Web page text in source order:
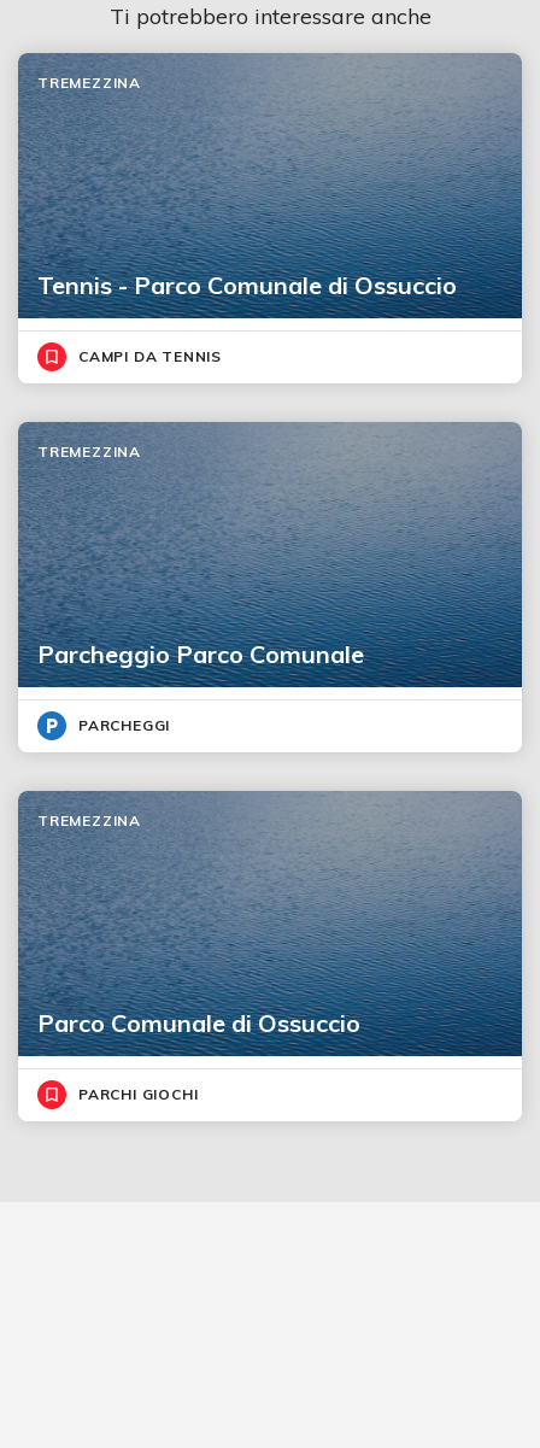
Ti potrebbero interessare anche
Tennis - Parco Comunale di Ossuccio
TREMEZZINA
CAMPI DA TENNIS
Parcheggio Parco Comunale
TREMEZZINA
PARCHEGGI
Parco Comunale di Ossuccio
TREMEZZINA
PARCHI GIOCHI